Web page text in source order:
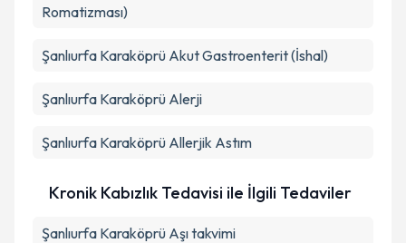
Romatizması)
Şanlıurfa Karaköprü Akut Gastroenterit (İshal)
Şanlıurfa Karaköprü Alerji
Şanlıurfa Karaköprü Allerjik Astım
Kronik Kabızlık Tedavisi ile İlgili Tedaviler
Şanlıurfa Karaköprü Aşı takvimi